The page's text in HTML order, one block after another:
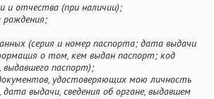
и отчества (при наличии);
(серия и номер паспорта; дата выдачи
о том, кем выдан паспорт; код
выдавшего паспорт);
удостоверяющих мою личность
дата выдачи, сведения об органе, выдавшем